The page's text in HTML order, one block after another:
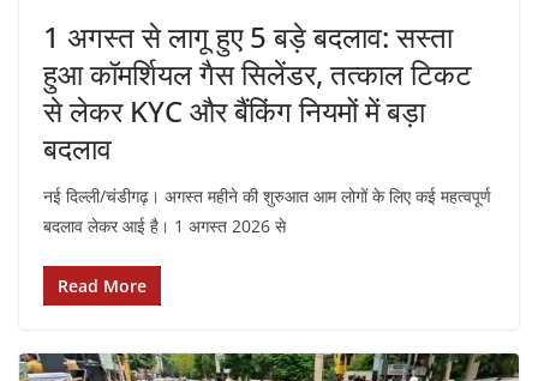
1 अगस्त से लागू हुए 5 बड़े बदलाव: सस्ता
हुआ कॉमर्शियल गैस सिलेंडर, तत्काल टिकट
से लेकर KYC और बैंकिंग नियमों में बड़ा
बदलाव
नई दिल्ली/चंडीगढ़। अगस्त महीने की शुरुआत आम लोगों के लिए कई महत्वपूर्ण
बदलाव लेकर आई है। 1 अगस्त 2026 से
Read More